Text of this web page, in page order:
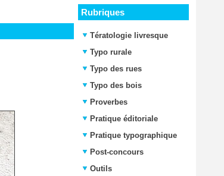
Rubriques
Tératologie livresque
Typo rurale
Typo des rues
Typo des bois
Proverbes
Pratique éditoriale
Pratique typographique
Post-concours
Outils